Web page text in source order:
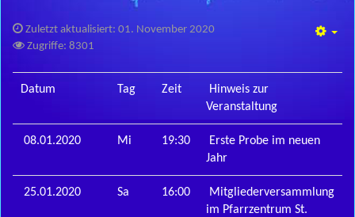
Zuletzt aktualisiert: 01. November 2020
Zugriffe: 8301
Datum Tag Zeit
Hinweis zur
Veranstaltung
08.01.2020 Mi 19:30
Erste Probe im neuen
Jahr
25.01.2020 Sa 16:00
Mitgliederversammlung
im Pfarrzentrum St.